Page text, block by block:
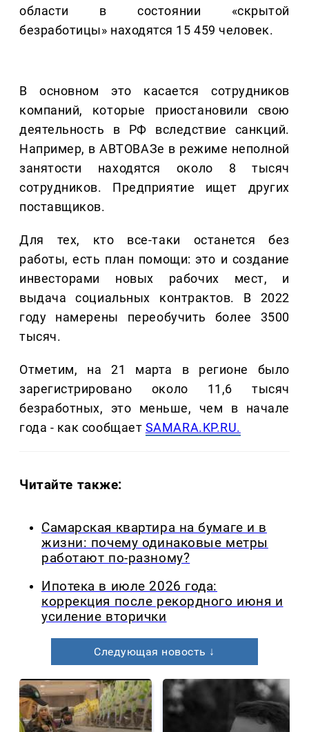
области в состоянии «скрытой
безработицы» находятся 15 459 человек.
В основном это касается сотрудников
компаний, которые приостановили свою
деятельность в РФ вследствие санкций.
Например, в АВТОВАЗе в режиме неполной
занятости находятся около 8 тысяч
сотрудников. Предприятие ищет других
поставщиков.
Для тех, кто все-таки останется без
работы, есть план помощи: это и создание
инвесторами новых рабочих мест, и
выдача социальных контрактов. В 2022
году намерены переобучить более 3500
тысяч.
Отметим, на 21 марта в регионе было
зарегистрировано около 11,6 тысяч
безработных, это меньше, чем в начале
года - как сообщает SAMARA.KP.RU.
Читайте также:
Самарская квартира на бумаге и в
жизни: почему одинаковые метры
работают по-разному?
Ипотека в июле 2026 года:
коррекция после рекордного июня и
усиление вторички
Следующая новость ↓